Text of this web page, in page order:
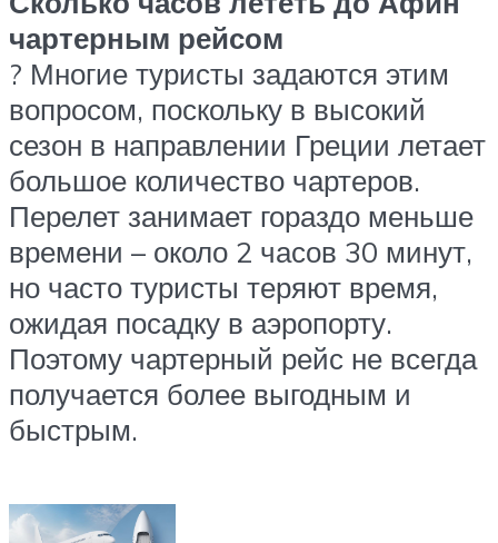
чартерным рейсом
? Многие туристы задаются этим
вопросом, поскольку в высокий
сезон в направлении Греции летает
большое количество чартеров.
Перелет занимает гораздо меньше
времени – около 2 часов 30 минут,
но часто туристы теряют время,
ожидая посадку в аэропорту.
Поэтому чартерный рейс не всегда
получается более выгодным и
быстрым.